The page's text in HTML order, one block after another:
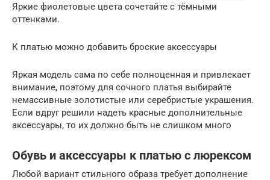
Яркие фиолетовые цвета сочетайте с тёмными
оттенками.
К платью можно добавить броские аксессуары
Яркая модель сама по себе полноценная и привлекает
внимание, поэтому для сочного платья выбирайте
немассивные золотистые или серебристые украшения.
Если вдруг решили надеть красные дополнительные
аксессуары, то их должно быть не слишком много
Обувь и аксессуары к платью с люрексом
Любой вариант стильного образа требует дополнение